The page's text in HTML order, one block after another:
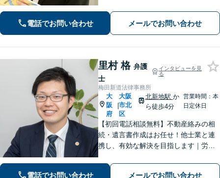
の方もお任せください！【淀屋橋駅4
分】
電話でお問い合わせ メールでお問い合わせ
里村 格 弁護
士
インタビューを見
る
梅田新道法律事務所
大
阪
府
|
大阪
市北
区
北新地駅 か
ら徒歩4分
営業時間：本
日定休日
【初回電話相談無料】不動産絡みの相
続・遺言書作成はお任せ！他士業と連
携し、有効な解決を目指します｜労働
ネットのトラブルも対応【電話・Zoo
電話でお問い合わせ メールでお問い合わせ